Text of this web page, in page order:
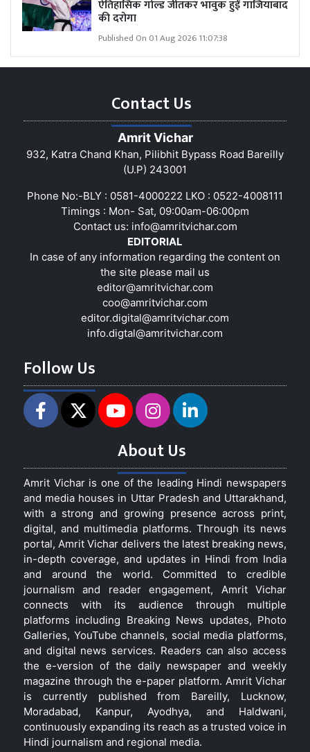
ऐतिहासिक गोल्ड जीतकर भावुक हुईं गाजियाबाद
की दरोगा
Published On 01 Aug 2026 11:07:38
Contact Us
Amrit Vichar
932, Katra Chand Khan, Pilibhit Bypass Road Bareilly
(U.P) 243001
Phone No:-BLY : 0581-4000222 LKO : 0522-4008111
Timings : Mon- Sat, 09:00am-06:00pm
Contact us: info@amritvichar.com
EDITORIAL
In case of any information regarding the content on
the site please mail us
editor@amritvichar.com
coo@amritvichar.com
editor.digital@amritvichar.com
info.digtal@amritvichar.com
Follow Us
About Us
Amrit Vichar is one of the leading Hindi newspapers
and media houses in Uttar Pradesh and Uttarakhand,
with a strong and growing presence across print,
digital, and multimedia platforms. Through its news
portal, Amrit Vichar delivers the latest breaking news,
in-depth coverage, and updates in Hindi from India
and around the world. Committed to credible
journalism and reader engagement, Amrit Vichar
connects with its audience through multiple
platforms including Breaking News updates, Photo
Galleries, YouTube channels, social media platforms,
and digital news services. Readers can also access
the e-version of the daily newspaper and weekly
magazine through the e-paper platform. Amrit Vichar
is currently published from Bareilly, Lucknow,
Moradabad, Kanpur, Ayodhya, and Haldwani,
continuously expanding its reach as a trusted voice in
Hindi journalism and regional media.